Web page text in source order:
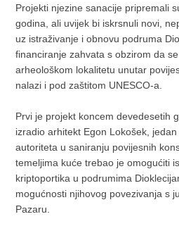
Projekti njezine sanacije pripremali
godina, ali uvijek bi iskrsnuli novi,
uz istraživanje i obnovu podruma
financiranje zahvata s obzirom da
arheološkom lokalitetu unutar
nalazi i pod zaštitom UNESCO-a.
Prvi je projekt koncem devedesetih
izradio arhitekt Egon Lokošek,
autoriteta u saniranju povijesnih
temeljima kuće trebao je omogućiti
kriptoportika u podrumima
mogućnosti njihovog povezivanja s
Pazaru.